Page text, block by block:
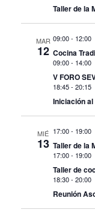
Taller de la
MAR
12
09:00- 12:00
Cocina
09:00- 14:00
V FORO
18:45- 20:15
Iniciación
MIÉ
13
17:00- 19:00
Taller de la
17:00- 19:00
Taller de
18:30- 20:00
Reunión